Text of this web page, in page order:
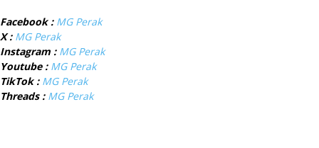
Facebook : MG Perak
X : MG Perak
Instagram : MG Perak
Youtube : MG Perak
TikTok : MG Perak
Threads : MG Perak